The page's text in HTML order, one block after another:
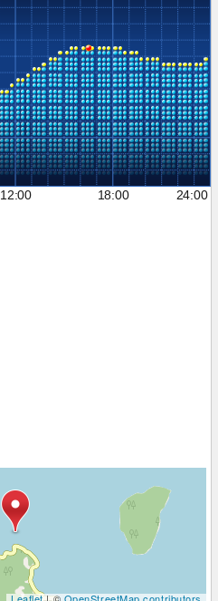
12:00 18:00 24:00
Leaflet| ©OpenStreetMap contributors